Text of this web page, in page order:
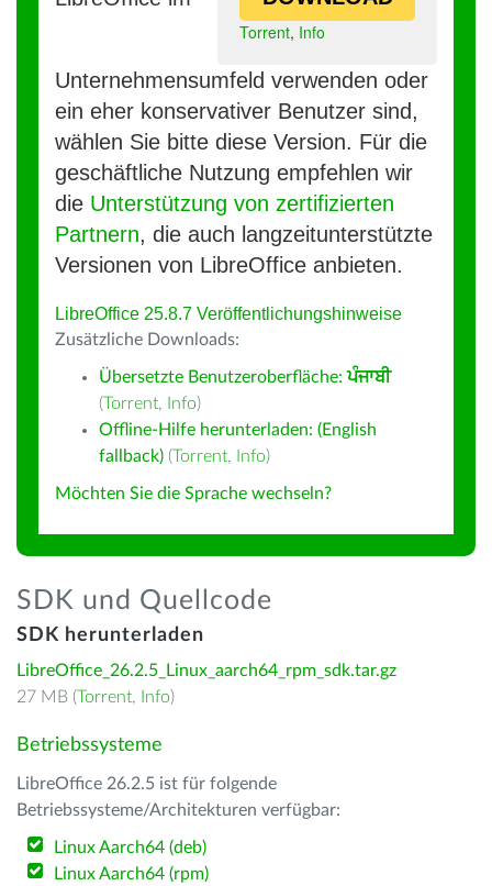
Torrent, Info
Unternehmensumfeld verwenden oder
ein eher konservativer Benutzer sind,
wählen Sie bitte diese Version. Für die
geschäftliche Nutzung empfehlen wir
die Unterstützung von zertifizierten
Partnern, die auch langzeitunterstützte
Versionen von LibreOffice anbieten.
LibreOffice 25.8.7 Veröffentlichungshinweise
Zusätzliche Downloads:
Übersetzte Benutzeroberfläche:ਪੰਜਾਬੀ
(Torrent, Info)
Offline-Hilfe herunterladen: (English
fallback) (Torrent, Info)
Möchten Sie die Sprache wechseln?
SDK und Quellcode
SDK herunterladen
LibreOffice_26.2.5_Linux_aarch64_rpm_sdk.tar.gz
27 MB (Torrent, Info)
Betriebssysteme
LibreOffice 26.2.5 ist für folgende
Betriebssysteme/Architekturen verfügbar:
Linux Aarch64 (deb)
Linux Aarch64 (rpm)